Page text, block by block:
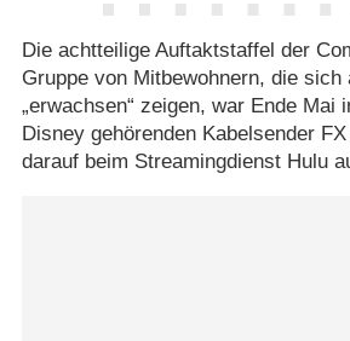
Die achtteilige Auftaktstaffel der
Gruppe von Mitbewohnern, die sich
„erwachsen“ zeigen, war Ende Mai
Disney gehörenden Kabelsender
darauf beim Streamingdienst Hulu